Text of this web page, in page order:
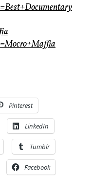
Pinterest
LinkedIn
Tumblr
Facebook